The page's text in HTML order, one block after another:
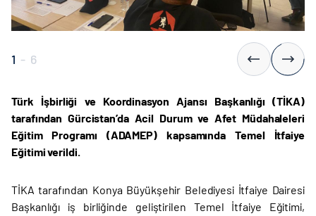
1 - 6
Türk İşbirliği ve Koordinasyon Ajansı Başkanlığı (TİKA)
tarafından Gürcistan’da Acil Durum ve Afet Müdahaleleri
Eğitim Programı (ADAMEP) kapsamında Temel İtfaiye
Eğitimi verildi.
TİKA tarafından Konya Büyükşehir Belediyesi İtfaiye Dairesi
Başkanlığı iş birliğinde geliştirilen Temel İtfaiye Eğitimi,